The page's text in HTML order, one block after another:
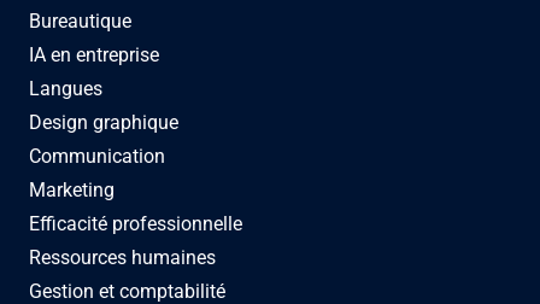
Bureautique
IA en entreprise
Langues
Design graphique
Communication
Marketing
Efficacité professionnelle
Ressources humaines
Gestion et comptabilité